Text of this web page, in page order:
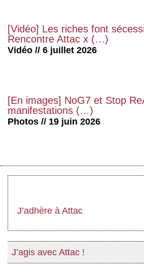
[Vidéo] Les riches font
Rencontre Attac x (…)
Vidéo // 6 juillet 2026
[En images] NoG7 et Stop
manifestations (…)
Photos // 19 juin 2026
J’adhère à Attac
J’agis avec Attac !